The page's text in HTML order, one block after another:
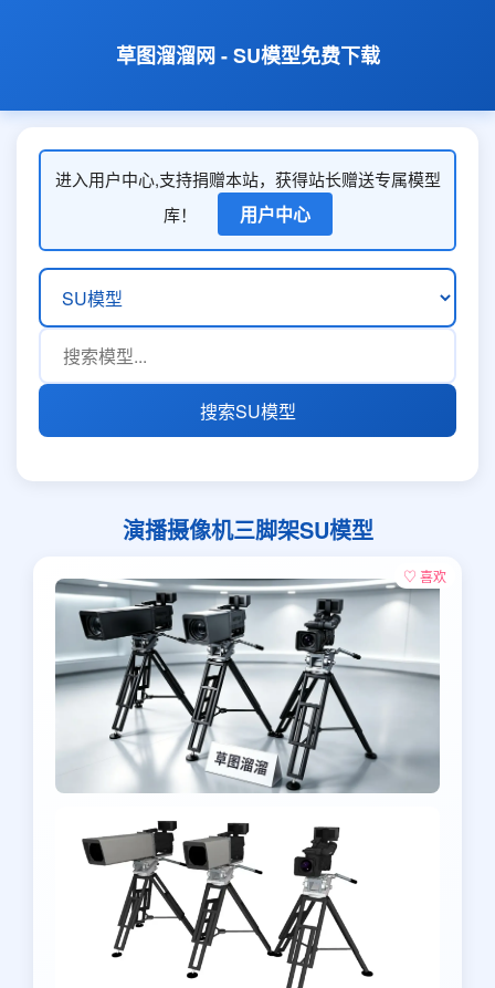
草图溜溜网 - SU模型免费下载
进入用户中心,支持捐赠本站，获得站长赠送专属模型
库！
用户中心
搜索SU模型
演播摄像机三脚架SU模型
♡ 喜欢